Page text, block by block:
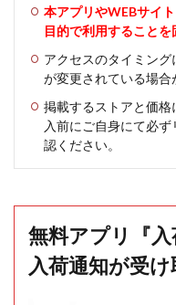
本アプリやWEBサイ
目的で利用することを
アクセスのタイミン
が変更されている場合
掲載するストアと価
入前にご自身にて必
認ください。
無料アプリ『
入荷通知が受け